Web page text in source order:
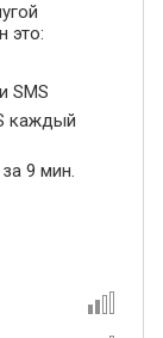
это:
SMS
каждый
9 мин.